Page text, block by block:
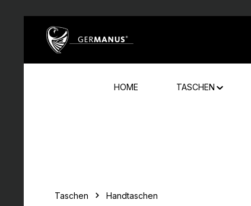
HOME TASCHEN
Taschen Handtaschen